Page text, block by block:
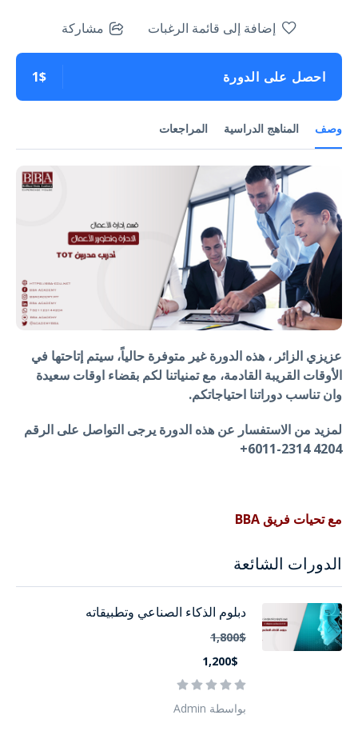
وصف المناهج الدراسية المراجعات
عزيزي الزائر ، هذه الدورة غير متوفرة حالياً، سيتم إتاحتها في
الأوقات القريبة القادمة، مع تمنياتنا لكم بقضاء اوقات سعيدة
وان تناسب دوراتنا احتياجاتكم.
لمزيد من الاستفسار عن هذه الدورة يرجى التواصل على الرقم
4204 2314-6011+
مع تحيات فريق BBA
إضافة إلى قائمة الرغبات مشاركة
احصل على الدورة 1$
الدورات الشائعة
دبلوم الذكاء الصناعي وتطبيقاته
1,800$
1,200$
بواسطة Admin